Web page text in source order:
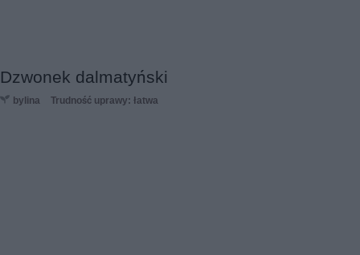
Dzwonek dalmatyński
bylina Trudność uprawy: łatwa